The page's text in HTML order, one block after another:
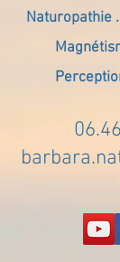
Naturopathie